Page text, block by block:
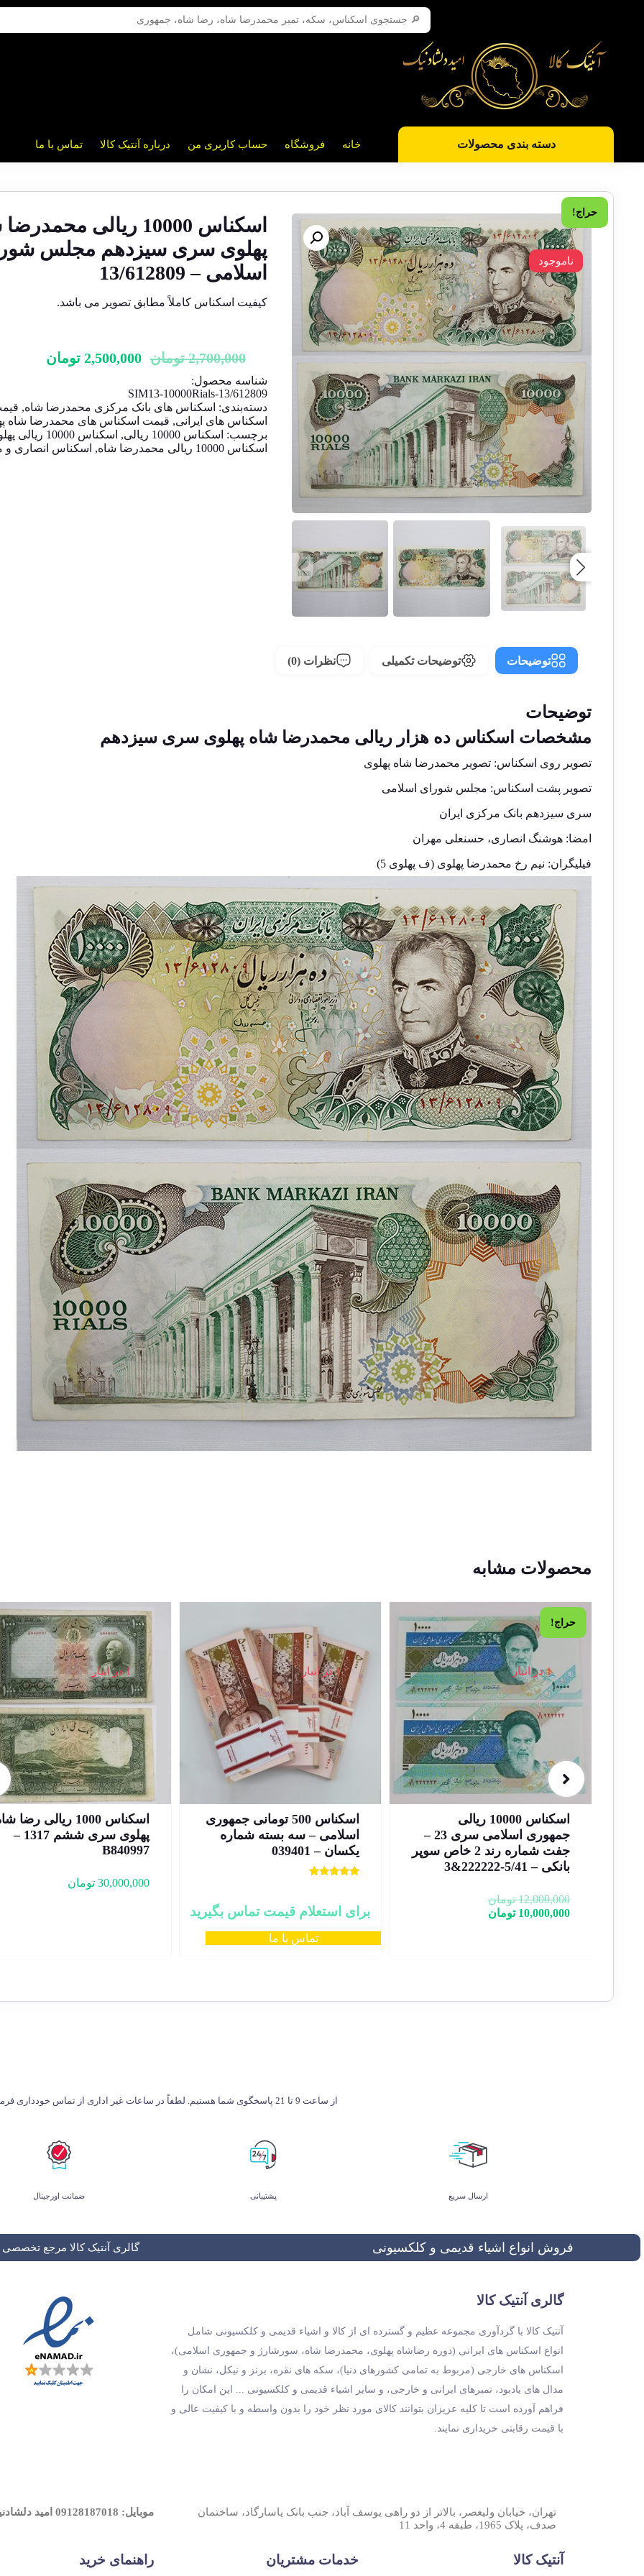
دسته بندی محصولات خانه فروشگاه حساب کاربری من درباره آنتیک کالا تماس با ما
حراج!
اسکناس 10000 ریالی
پهلوی سری سیزدهم مجلس
اسلامی – 13/612809
کیفیت اسکناس کاملاً مطابق تصویر می باشد.
2,700,000 تومان 2,500,000 تومان
ناموجود
شناسه محصول:
SIM13-10000Rials-13/612809
دسته‌بندی: اسکناس های بانک مرکزی محمدرضا شاه,
اسکناس های ایرانی, قیمت اسکناس های محمدرضا شاه
برچسب: اسکناس 10000 ریالی , اسکناس 10000 ریالی پهلوی
اسکناس 10000 ریالی محمدرضا شاه
, اسکناس انصاری و
توضیحات توضیحات تکمیلی نظرات (0)
توضیحات
مشخصات اسکناس ده هزار ریالی محمدرضا شاه پهلوی سری سیزدهم
تصویر روی اسکناس: تصویر محمدرضا شاه پهلوی
تصویر پشت اسکناس: مجلس شورای اسلامی
سری سیزدهم بانک مرکزی ایران
امضا: هوشنگ انصاری، حسنعلی مهران
فیلیگران: نیم رخ محمدرضا پهلوی (ف پهلوی 5)
محصولات مشابه
حراج!
1 در انبار
اسکناس 10000 ریالی
جمهوری اسلامی سری 23 –
جفت شماره رند 2 خاص سوپر
بانکی – 5/41-222222&3
12,000,000 تومان
10,000,000 تومان
1 در انبار
اسکناس 500 تومانی جمهوری
اسلامی – سه بسته شماره
یکسان – 039401
از 5
برای استعلام قیمت تماس بگیرید
تماس با ما
1 در انبار
اسکناس 1000 ریالی رضا
پهلوی سری ششم 1317 –
B840997
30,000,000 تومان
از ساعت 9 تا 21 پاسخگوی شما هستیم. لطفاً در ساعات غیر اداری از تماس خودداری فرمایید.
ارسال سریع پشتیبانی ضمانت اورجینال
فروش انواع اشیاء قدیمی و کلکسیونی گالری آنتیک کالا مرجع تخصصی
گالری آنتیک کالا
آنتیک کالا با گردآوری مجموعه عظیم و گسترده ای از کالا و اشیاء قدیمی و کلکسیونی شامل
انواع اسکناس های ایرانی (دوره رضاشاه پهلوی، محمدرضا شاه، سورشارژ و جمهوری اسلامی)،
اسکناس های خارجی (مربوط به تمامی کشورهای دنیا)، سکه های نقره، برنز و نیکل، نشان و
مدال های یادبود، تمبرهای ایرانی و خارجی، و سایر اشیاء قدیمی و کلکسیونی ... این امکان را
فراهم آورده است تا کلیه عزیزان بتوانند کالای مورد نظر خود را بدون واسطه و با کیفیت عالی و
با قیمت رقابتی خریداری نمایند.
تهران، خیابان ولیعصر، بالاتر از دو راهی یوسف آباد، جنب بانک پاسارگاد، ساختمان
صدف، پلاک 1965، طبقه 4، واحد 11
موبایل: 09128187018 امید دلشادنیک
آنتیک کالا خدمات مشتریان راهنمای خرید